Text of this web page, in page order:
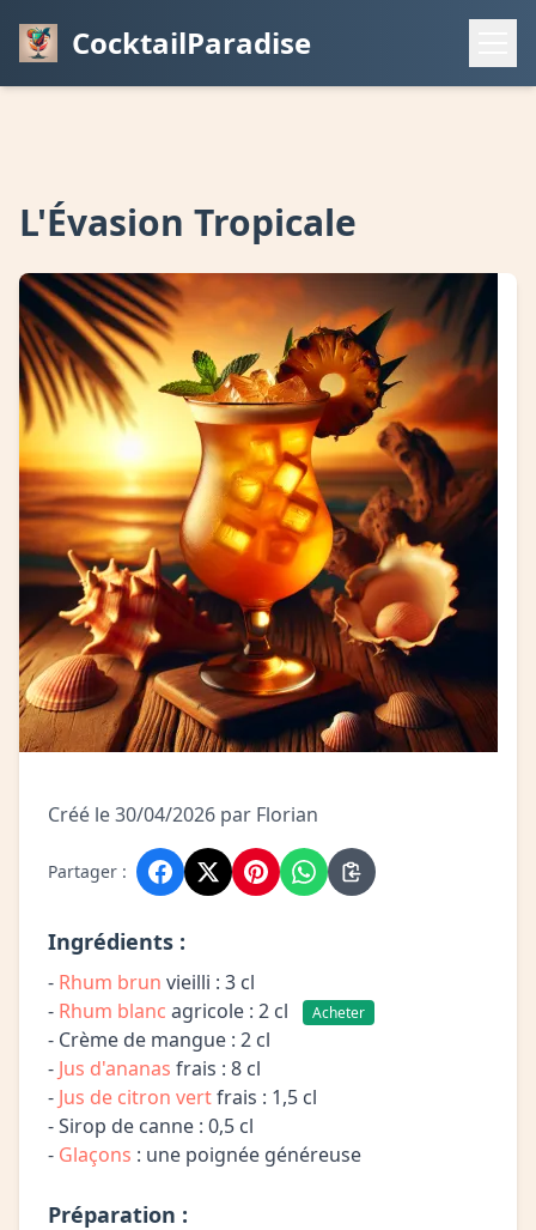
CocktailParadise
L'Évasion Tropicale
Créé le 30/04/2026 par Florian
Partager :
Ingrédients :
- Rhum brun vieilli : 3 cl
- Rhum blanc agricole : 2 cl Acheter
- Crème de mangue : 2 cl
- Jus d'ananas frais : 8 cl
- Jus de citron vertfrais : 1,5 cl
- Sirop de canne : 0,5 cl
- Glaçons : une poignée généreuse
Préparation :